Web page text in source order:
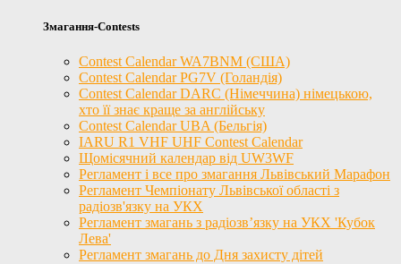
Змагання-Contests
Contest Calendar WA7BNM (США)
Contest Calendar PG7V (Голандія)
Contest Calendar DARC (Німеччина) німецькою,
хто її знає краще за англійську
Contest Calendar UBA (Бельгія)
IARU R1 VHF UHF Contest Calendar
Щомісячний календар від UW3WF
Регламент і все про змагання Львівський Марафон
Регламент Чемпіонату Львівської області з
радіозв'язку на УКХ
Регламент змагань з радіозв’язку на УКХ 'Кубок
Лева'
Регламент змагань до Дня захисту дітей